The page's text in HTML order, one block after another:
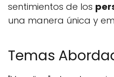
sentimientos de los
una manera única y
Temas